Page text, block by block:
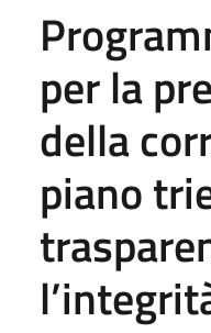
per la
della
piano